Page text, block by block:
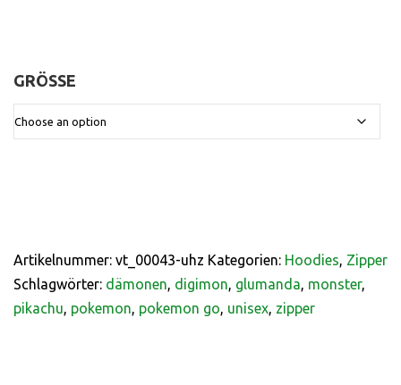
GRÖSSE
Artikelnummer: vt_00043-uhz Kategorien: Hoodies, Zipper
Schlagwörter: dämonen, digimon, glumanda, monster,
pikachu, pokemon, pokemon go, unisex, zipper